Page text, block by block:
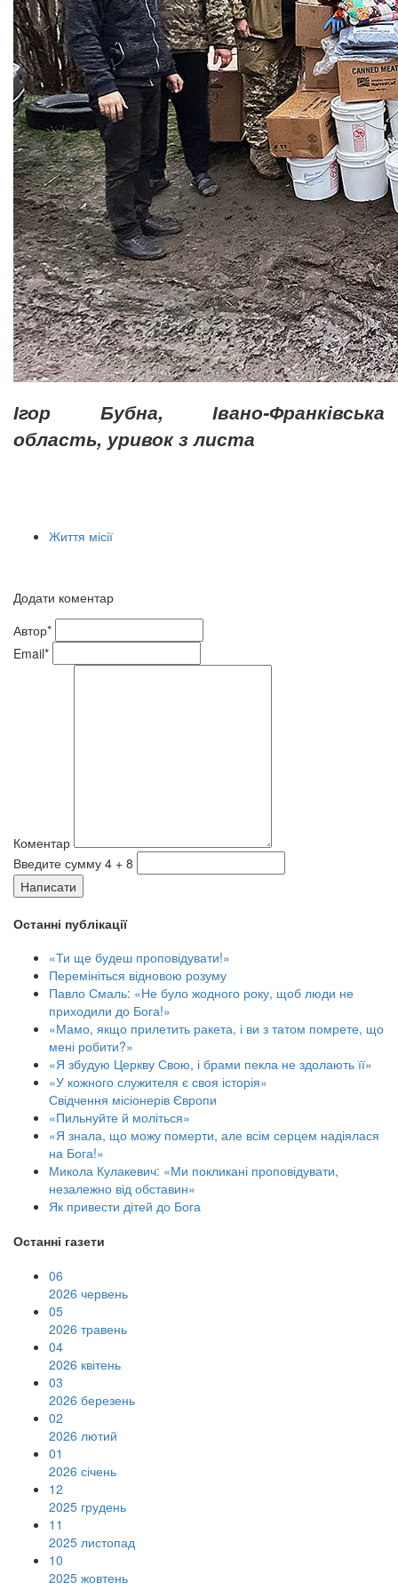
Ігор Бубна, Івано-Франківська
область, уривок з листа
Життя місії
Додати коментар
Автор*
Email*
Коментар
Введите сумму 4 + 8
Написати
Останні публікації
«Ти ще будеш проповідувати!»
Перемініться відновою розуму
Павло Смаль: «Не було жодного року, щоб люди не
приходили до Бога!»
«Мамо, якщо прилетить ракета, і ви з татом помрете, що
мені робити?»
«Я збудую Церкву Свою, і брами пекла не здолають її»
«У кожного служителя є своя історія»
Свідчення місіонерів Європи
«Пильнуйте й моліться»
«Я знала, що можу померти, але всім серцем надіялася
на Бога!»
Микола Кулакевич: «Ми покликані проповідувати,
незалежно від обставин»
Як привести дітей до Бога
Останні газети
06
2026 червень
05
2026 травень
04
2026 квітень
03
2026 березень
02
2026 лютий
01
2026 січень
12
2025 грудень
11
2025 листопад
10
2025 жовтень